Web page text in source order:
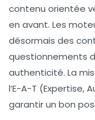
contenu orientée
en avant. Les
désormais des
questionnements
authenticité. La
l’E-A-T (Expertise,
garantir un bon